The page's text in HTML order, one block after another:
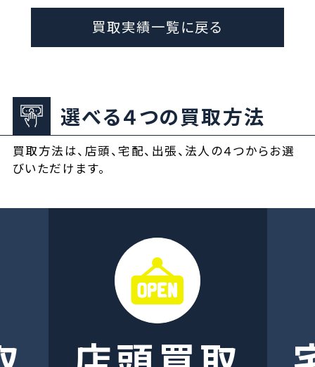
買取実績一覧に戻る
選べる４つの買取方法
買取方法は、店頭、宅配、出張、法人の４つからお選
びいただけます。